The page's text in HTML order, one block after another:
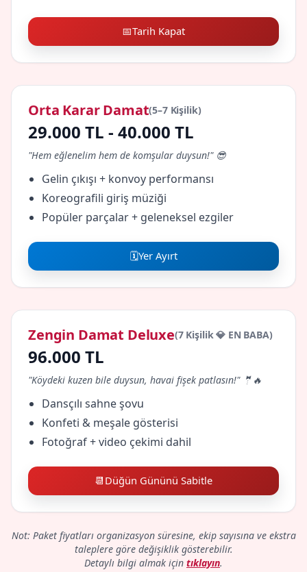
📅Tarih Kapat
Orta Karar Damat(5–7 Kişilik)
29.000 TL - 40.000 TL
"Hem eğlenelim hem de komşular duysun!" 😎
Gelin çıkışı + konvoy performansı
Koreografili giriş müziği
Popüler parçalar + geleneksel ezgiler
🗓️Yer Ayırt
Zengin Damat Deluxe(7 Kişilik 💎 EN BABA)
96.000 TL
"Köydeki kuzen bile duysun, havai fişek patlasın!" 🤵🔥
Dansçılı sahne şovu
Konfeti & meşale gösterisi
Fotoğraf + video çekimi dahil
📆 Düğün Gününü Sabitle
Not: Paket fiyatları organizasyon süresine, ekip sayısına ve ekstra
taleplere göre değişiklik gösterebilir.
Detaylı bilgi almak için tıklayın.